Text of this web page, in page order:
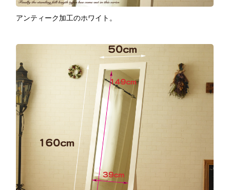
アンティーク加工のホワイト。